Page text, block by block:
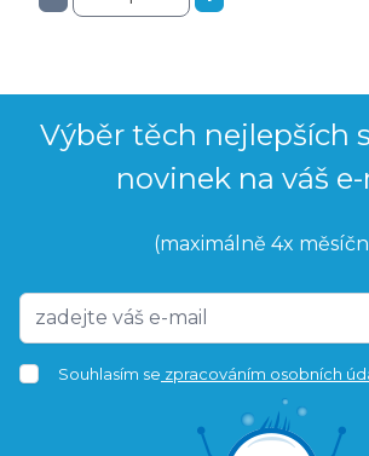
Výběr těch nejlepších
novinek na váš
(maximálně 4x
Souhlasím se zpracováním osobních